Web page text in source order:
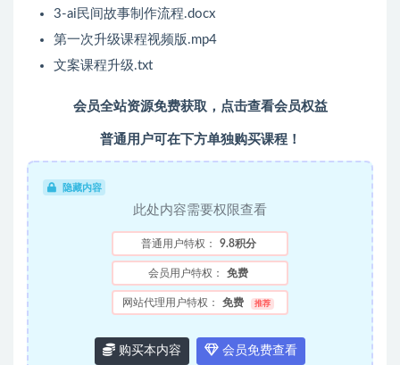
3-ai民间故事制作流程.docx
第一次升级课程视频版.mp4
文案课程升级.txt
会员全站资源免费获取，点击查看会员权益
普通用户可在下方单独购买课程！
隐藏内容
此处内容需要权限查看
普通用户特权： 9.8积分
会员用户特权： 免费
网站代理用户特权： 免费 推荐
购买本内容 会员免费查看